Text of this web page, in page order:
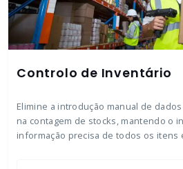
Controlo de Inventário
Elimine a introdução manual de
na contagem de stocks, mantendo o
informação precisa de todos os itens